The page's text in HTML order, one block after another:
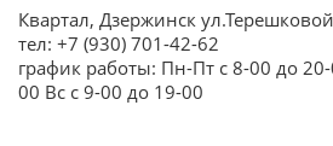
Квартал, Дзержинск
тел: +7 (930) 701-42-62
график работы: Пн-Пт с 8-00 до
00 Вс с 9-00 до 19-00